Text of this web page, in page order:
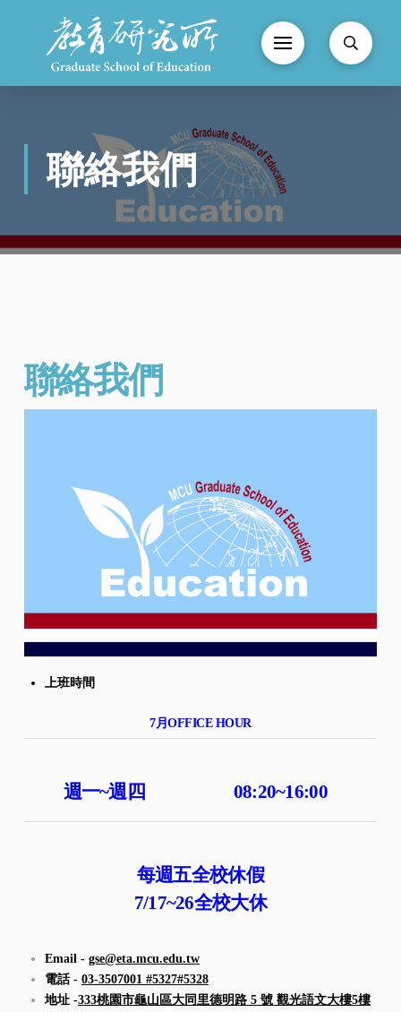
聯絡我們
聯絡我們
上班時間
7月OFFICE HOUR
週一~週四 08:20~16:00
每週五全校休假
7/17~26全校大休
Email -gse@eta.mcu.edu.tw
電話 -03-3507001 #5327#5328
地址 -333桃園市龜山區大同里德明路 5 號 觀光語文大樓5樓